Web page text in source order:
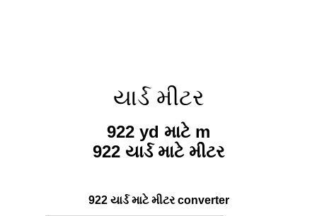
યાર્ડ મીટર
922 yd માટે m
922 યાર્ડ માટે મીટર
922 યાર્ડ માટે મીટર converter